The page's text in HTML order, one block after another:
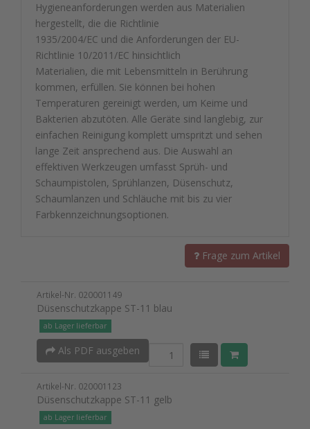
Hygieneanforderungen werden aus Materialien
hergestellt, die die Richtlinie
1935/2004/EC und die Anforderungen der EU-
Richtlinie 10/2011/EC hinsichtlich
Materialien, die mit Lebensmitteln in Berührung
kommen, erfüllen. Sie können bei hohen
Temperaturen gereinigt werden, um Keime und
Bakterien abzutöten. Alle Geräte sind langlebig, zur
einfachen Reinigung komplett umspritzt und sehen
lange Zeit ansprechend aus. Die Auswahl an
effektiven Werkzeugen umfasst Sprüh- und
Schaumpistolen, Sprühlanzen, Düsenschutz,
Schaumlanzen und Schläuche mit bis zu vier
Farbkennzeichnungsoptionen.
Frage zum Artikel
Artikel-Nr. 020001149
Düsenschutzkappe ST-11 blau
ab Lager lieferbar
Als PDF ausgeben
Artikel-Nr. 020001123
Düsenschutzkappe ST-11 gelb
ab Lager lieferbar